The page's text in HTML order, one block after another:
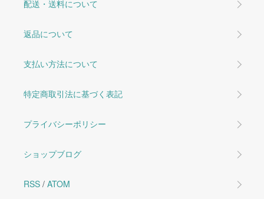
配送・送料について
返品について
支払い方法について
特定商取引法に基づく表記
プライバシーポリシー
ショップブログ
RSS / ATOM